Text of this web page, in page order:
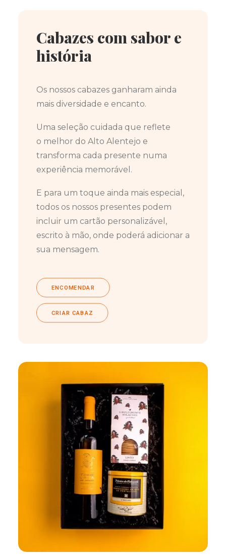
Cabazes com sabor e
história
Os nossos cabazes ganharam ainda
mais diversidade e encanto.
Uma seleção cuidada que reflete
o melhor do Alto Alentejo e
transforma cada presente numa
experiência memorável.
E para um toque ainda mais especial,
todos os nossos presentes podem
incluir um cartão personalizável,
escrito à mão, onde poderá adicionar a
sua mensagem.
ENCOMENDAR
CRIAR CABAZ